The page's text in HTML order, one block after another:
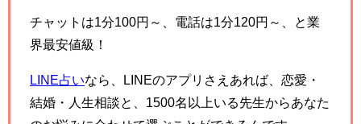
チャットは1分100円～、電話は1分120円～、と業
界最安値級！
LINE占いなら、LINEのアプリさえあれば、恋愛・
結婚・人生相談と、1500名以上いる先生からあなた